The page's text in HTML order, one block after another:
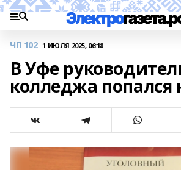
ЧП 102 1 ИЮЛЯ 2025, 06:18
В Уфе
колледжа попался